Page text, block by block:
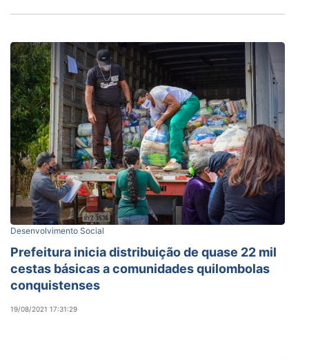
Desenvolvimento Social
Prefeitura inicia distribuição de quase 22 mil
cestas básicas a comunidades quilombolas
conquistenses
19/08/2021 17:31:29